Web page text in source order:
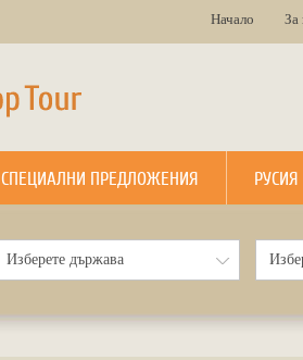
Начало За
СПЕЦИАЛНИ ПРЕДЛОЖЕНИЯ РУСИЯ